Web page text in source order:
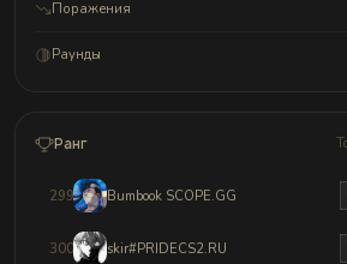
Поражения
Раунды
Ранг
299 Bumbook SCOPE.GG
300 skir#PRIDECS2.RU